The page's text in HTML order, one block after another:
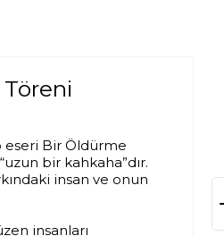
eseri Bir Öldürme
bir kahkaha”dır.
insan ve onun
insanları